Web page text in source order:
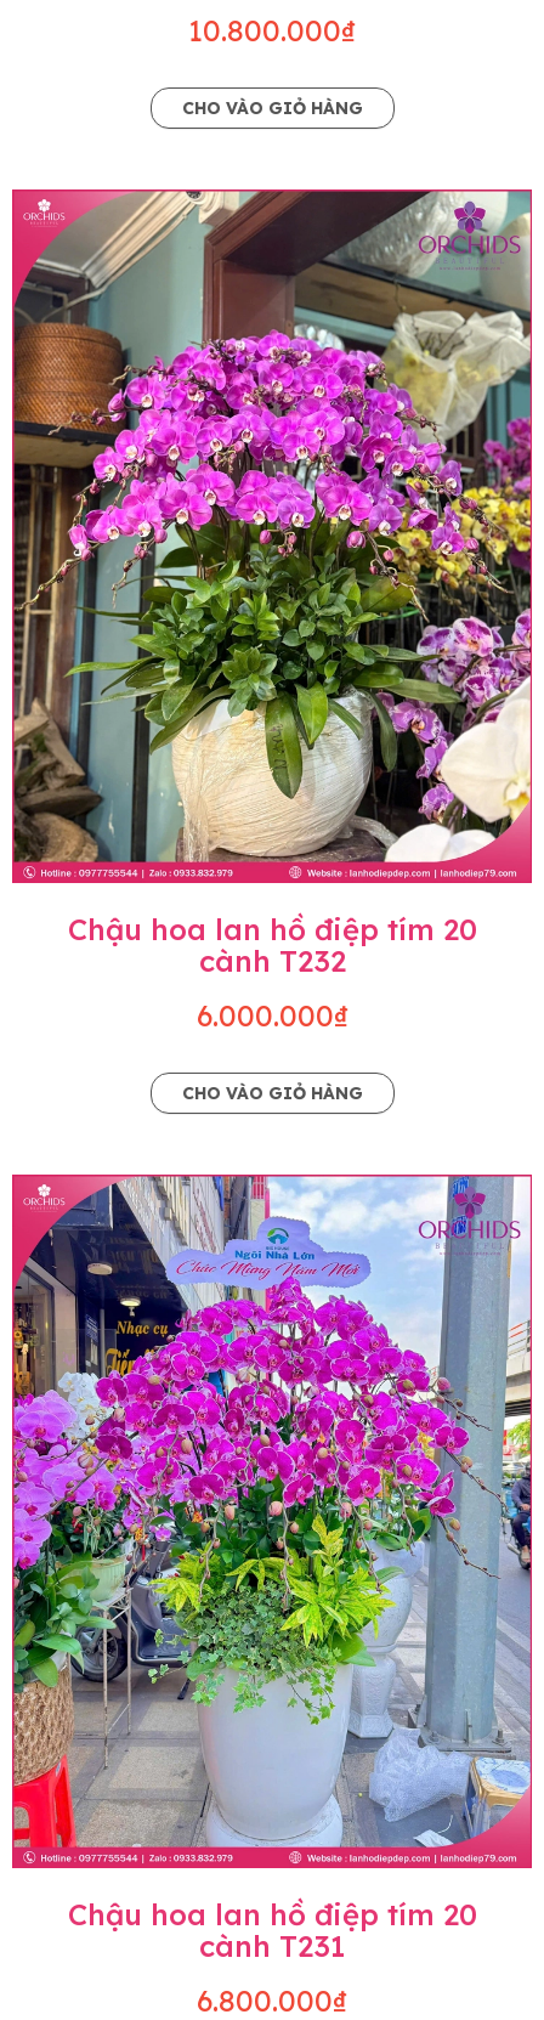
10.800.000₫
CHO VÀO GIỎ HÀNG
Chậu hoa lan hồ điệp tím 20
cành T232
6.000.000₫
CHO VÀO GIỎ HÀNG
Chậu hoa lan hồ điệp tím 20
cành T231
6.800.000₫